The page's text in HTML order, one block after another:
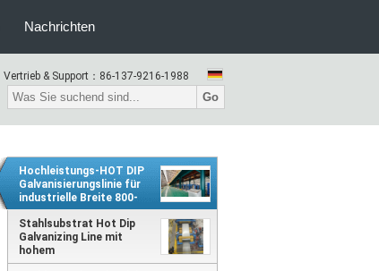
Nachrichten
Vertrieb & Support： 86-137-9216-1988
Go
Hochleistungs-HOT DIP
Galvanisierungslinie für
industrielle Breite 800-
1500mm
Stahlsubstrat Hot Dip
Galvanizing Line mit
hohem
Automatisierungsgrad